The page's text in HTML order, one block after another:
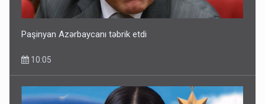
Paşinyan Azərbaycanı təbrik etdi
10:05